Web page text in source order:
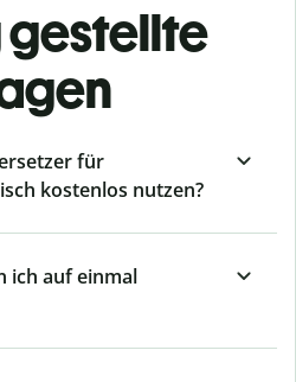
gestellte
für
kostenlos nutzen?
ich auf einmal